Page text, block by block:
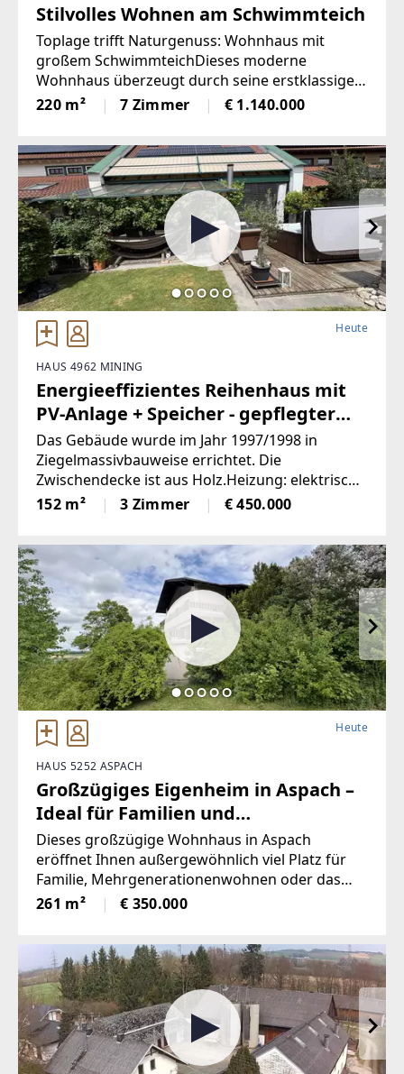
Stilvolles Wohnen am Schwimmteich
Toplage trifft Naturgenuss: Wohnhaus mit
großem SchwimmteichDieses moderne
Wohnhaus überzeugt durch seine erstklassige
Lage und eine großzügige Wohnfläche von 220
m², die höchsten Wohnkomfort garantiert. Das
220 m² 7 Zimmer € 1.140.000
Heute
HAUS 4962 MINING
Energieeffizientes Reihenhaus mit
PV-Anlage + Speicher - gepflegter
Garten
Das Gebäude wurde im Jahr 1997/1998 in
Ziegelmassivbauweise errichtet. Die
Zwischendecke ist aus Holz.Heizung: elektrische
Nachtspeicherofen in Kombination mit PV-
Anlagen mitsamt Speicher auf dem Hausdach
152 m² 3 Zimmer € 450.000
Heute
HAUS 5252 ASPACH
Großzügiges Eigenheim in Aspach –
Ideal für Familien und
Mehrgenerationenwohnen
Dieses großzügige Wohnhaus in Aspach
eröffnet Ihnen außergewöhnlich viel Platz für
Familie, Mehrgenerationenwohnen oder das
komfortable Arbeiten von zuhause. Auf rund
261 m² Wohnfläche verteilen sich über drei
261 m² € 350.000